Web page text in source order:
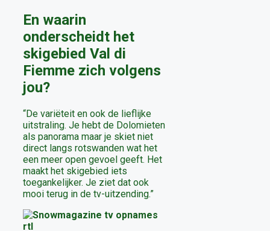
En waarin
onderscheidt het
skigebied Val di
Fiemme zich volgens
jou?
“De variëteit en ook de lieflijke
uitstraling. Je hebt de Dolomieten
als panorama maar je skiet niet
direct langs rotswanden wat het
een meer open gevoel geeft. Het
maakt het skigebied iets
toegankelijker. Je ziet dat ook
mooi terug in de tv-uitzending.”